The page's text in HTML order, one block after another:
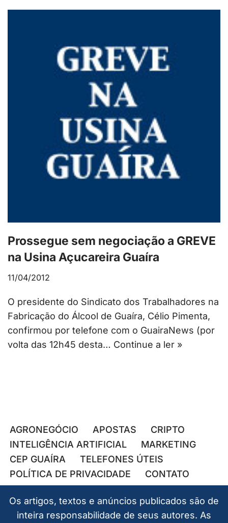
Prossegue sem negociação a GREVE
na Usina Açucareira Guaíra
11/04/2012
O presidente do Sindicato dos Trabalhadores na
Fabricação do Álcool de Guaíra, Célio Pimenta,
confirmou por telefone com o GuairaNews (por
volta das 12h45 desta… Continue a ler »
AGRONEGÓCIO APOSTAS
CRIPTO
INTELIGÊNCIA ARTIFICIAL
MARKETING
CEP GUAÍRA
TELEFONES ÚTEIS
POLÍTICA DE PRIVACIDADE
CONTATO
Os artigos, textos e anúncios publicados são de
inteira responsabilidade de seus autores. As